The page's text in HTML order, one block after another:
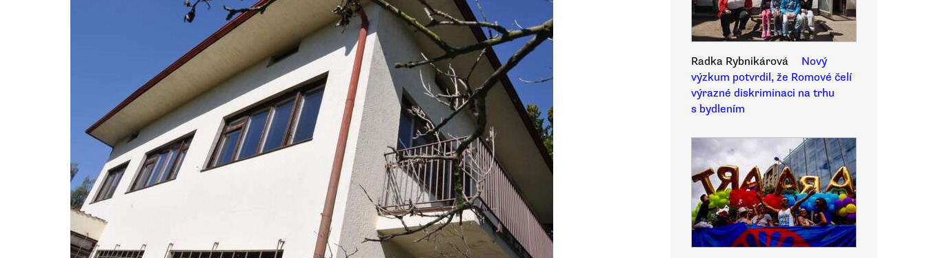
Radka Rybnikárová
Nový
výzkum potvrdil, že Romové čelí
výrazné diskriminaci na trhu
s bydlením